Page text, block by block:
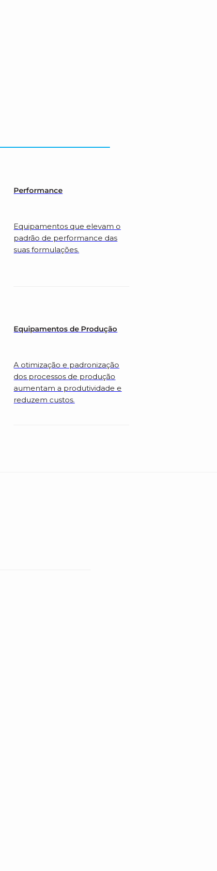
Performance
Equipamentos que elevam o
padrão de performance das
suas formulações.
Equipamentos de Produção
A otimização e padronização
dos processos de produção
aumentam a produtividade e
reduzem custos.